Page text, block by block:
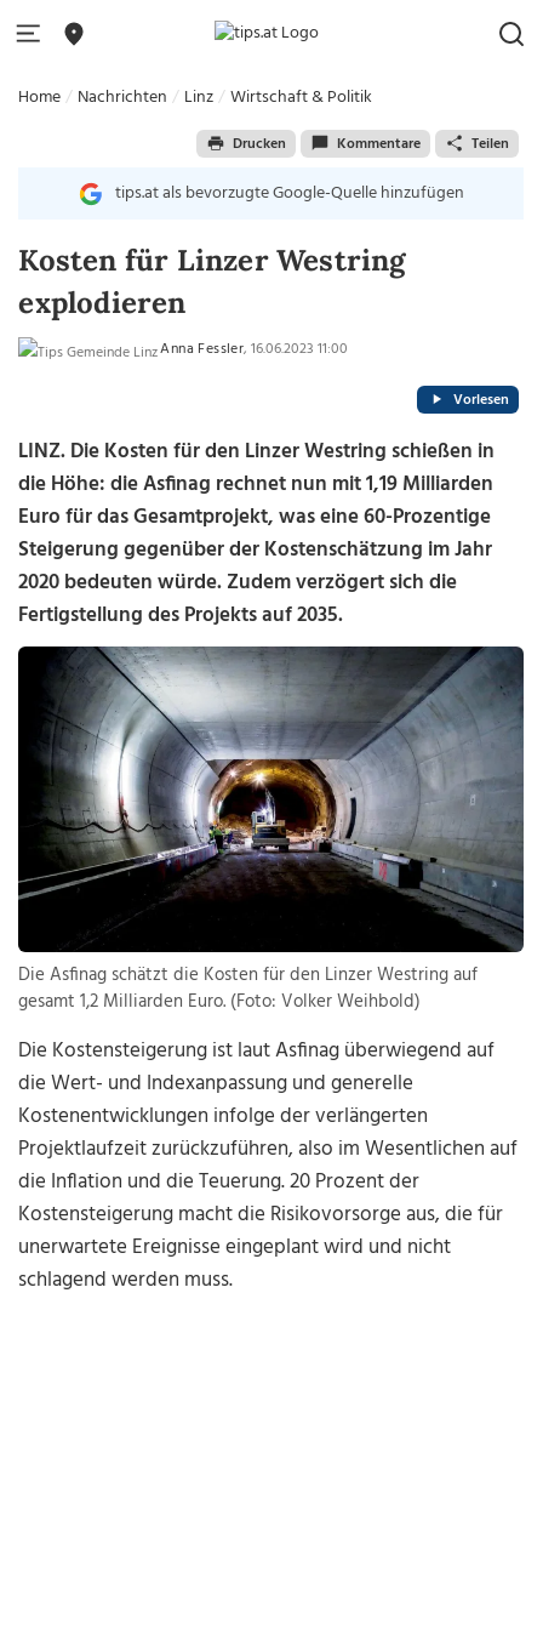
Home Nachrichten Linz Wirtschaft & Politik
Drucken Kommentare Teilen
tips.at als bevorzugte Google-Quelle hinzufügen
Kosten für Linzer Westring
explodieren
Anna Fessler, 16.06.2023 11:00
Vorlesen
LINZ. Die Kosten für den Linzer Westring schießen in
die Höhe: die Asfinag rechnet nun mit 1,19 Milliarden
Euro für das Gesamtprojekt, was eine 60-Prozentige
Steigerung gegenüber der Kostenschätzung im Jahr
2020 bedeuten würde. Zudem verzögert sich die
Fertigstellung des Projekts auf 2035.
Die Asfinag schätzt die Kosten für den Linzer Westring auf
gesamt 1,2 Milliarden Euro. (Foto: Volker Weihbold)
Die Kostensteigerung ist laut Asfinag überwiegend auf
die Wert- und Indexanpassung und generelle
Kostenentwicklungen infolge der verlängerten
Projektlaufzeit zurückzuführen, also im Wesentlichen auf
die Inflation und die Teuerung. 20 Prozent der
Kostensteigerung macht die Risikovorsorge aus, die für
unerwartete Ereignisse eingeplant wird und nicht
schlagend werden muss.